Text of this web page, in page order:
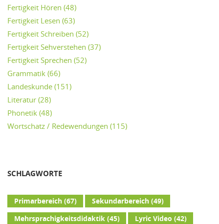
Fertigkeit Hören (48)
Fertigkeit Lesen (63)
Fertigkeit Schreiben (52)
Fertigkeit Sehverstehen (37)
Fertigkeit Sprechen (52)
Grammatik (66)
Landeskunde (151)
Literatur (28)
Phonetik (48)
Wortschatz / Redewendungen (115)
SCHLAGWORTE
Primarbereich(67) Sekundarbereich(49)
Mehrsprachigkeitsdidaktik(45) Lyric Video (42)